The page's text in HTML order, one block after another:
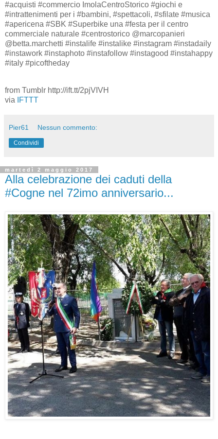
#acquisti #commercio ImolaCentroStorico #giochi e
#intrattenimenti per i #bambini, #spettacoli, #sfilate #musica
#apericena #SBK #Superbike una #festa per il centro
commerciale naturale #centrostorico @marcopanieri
@betta.marchetti #instalife #instalike #instagram #instadaily
#instawork #instaphoto #instafollow #instagood #instahappy
#italy #picoftheday
from Tumblr http://ift.tt/2pjVIVH
via
IFTTT
Pier61 Nessun commento:
Condividi
martedì 2 maggio 2017
Alla celebrazione dei caduti della
#Cogne nel 72imo anniversario...